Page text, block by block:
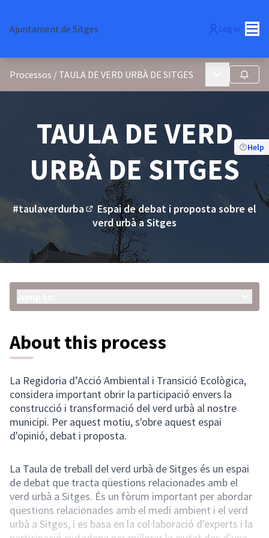
Ajuntament de Sitges Log in
Processos / TAULA DE VERD URBÀ DE SITGES Main menuFollow
Help
TAULA DE VERD
URBÀ DE SITGES
#taulaverdurba
(External link)
Espai de debat i proposta sobre el
verd urbà a Sitges
About this process
La Regidoria d’Acció Ambiental i Transició Ecològica,
considera important obrir la participació envers la
construcció i transformació del verd urbà al nostre
municipi. Per aquest motiu, s'obre aquest espai
d'opinió, debat i proposta.
La Taula de treball del verd urbà de Sitges és un espai
de debat que tracta qüestions relacionades amb el
verd urbà a Sitges. És un fòrum important per abordar
qüestions relacionades amb el medi ambient i el verd
urbà a Sitges, i es basa en la col·laboració d'experts i la